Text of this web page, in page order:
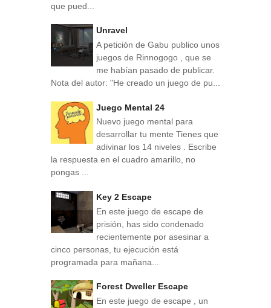
que pued...
Unravel
A petición de Gabu publico unos
juegos de Rinnogogo , que se
me habían pasado de publicar.
Nota del autor: "He creado un juego de pu...
Juego Mental 24
Nuevo juego mental para
desarrollar tu mente Tienes que
adivinar los 14 niveles . Escribe
la respuesta en el cuadro amarillo, no
pongas ...
Key 2 Escape
En este juego de escape de
prisión, has sido condenado
recientemente por asesinar a
cinco personas, tu ejecución está
programada para mañana...
Forest Dweller Escape
En este juego de escape , un